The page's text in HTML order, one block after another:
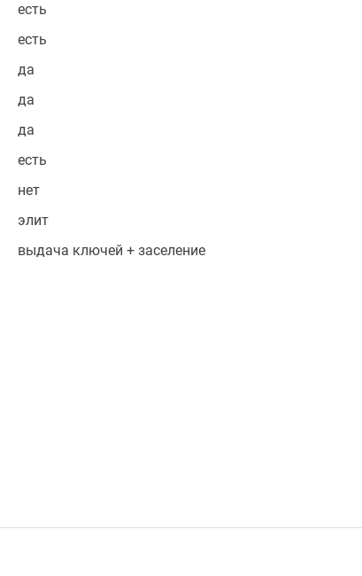
есть
есть
да
да
да
есть
нет
элит
выдача ключей + заселение